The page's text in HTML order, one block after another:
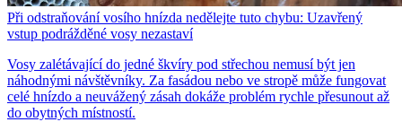
Při odstraňování vosího hnízda nedělejte tuto chybu: Uzavřený
vstup podrážděné vosy nezastaví
Vosy zalétávající do jedné škvíry pod střechou nemusí být jen
náhodnými návštěvníky. Za fasádou nebo ve stropě může fungovat
celé hnízdo a neuvážený zásah dokáže problém rychle přesunout až
do obytných místností.